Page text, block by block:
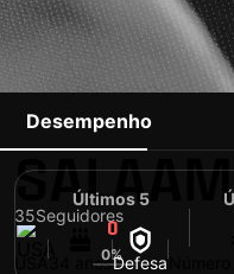
SAAD
SALAAM
35Seguidores
34 anosDefesa
Desempenho
Últimos 5
0
0%